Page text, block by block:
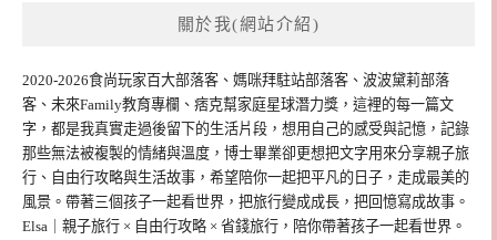
關於我(網站介紹)
2020-2026食尚玩家百大部落客、媽咪拜駐站部落客、波波黛莉部落
客、未來Family教育專欄、痞克幫家庭星球潛力獎，這裡的每一篇文
字，都是我真實走過後留下的生活片段，想用自己的感受與記憶，記錄
那些無法被複製的情緒與溫度，博士畢業卻更想把文字用來分享親子旅
行、自由行攻略與生活故事，希望陪你一起把平凡的日子，走成最美的
風景。帶著三個孩子一起看世界，把旅行變成成長，把回憶寫成故事。
Elsa｜親子旅行 × 自由行攻略 × 省錢旅行，陪你帶著孩子一起看世界。